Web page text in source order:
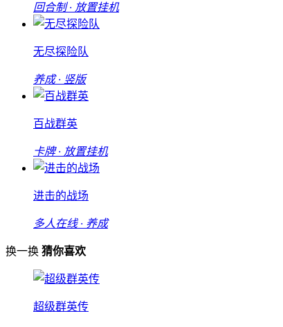
回合制 · 放置挂机
无尽探险队
养成 · 竖版
百战群英
卡牌 · 放置挂机
进击的战场
多人在线 · 养成
换一换 猜你喜欢
超级群英传